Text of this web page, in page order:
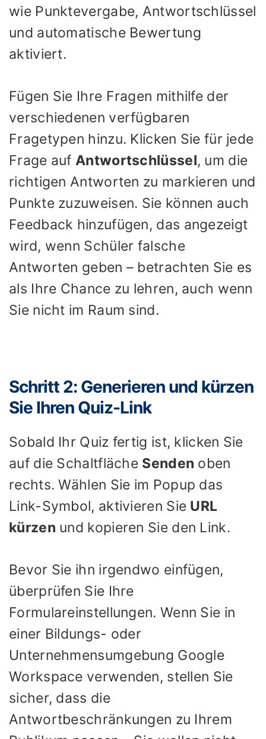
wie Punktevergabe, Antwortschlüssel
und automatische Bewertung
aktiviert.
Fügen Sie Ihre Fragen mithilfe der
verschiedenen verfügbaren
Fragetypen hinzu. Klicken Sie für jede
Frage auf Antwortschlüssel, um die
richtigen Antworten zu markieren und
Punkte zuzuweisen. Sie können auch
Feedback hinzufügen, das angezeigt
wird, wenn Schüler falsche
Antworten geben – betrachten Sie es
als Ihre Chance zu lehren, auch wenn
Sie nicht im Raum sind.
Schritt 2: Generieren und kürzen
Sie Ihren Quiz-Link
Sobald Ihr Quiz fertig ist, klicken Sie
auf die Schaltfläche Senden oben
rechts. Wählen Sie im Popup das
Link-Symbol, aktivieren Sie URL
kürzen und kopieren Sie den Link.
Bevor Sie ihn irgendwo einfügen,
überprüfen Sie Ihre
Formulareinstellungen. Wenn Sie in
einer Bildungs- oder
Unternehmensumgebung Google
Workspace verwenden, stellen Sie
sicher, dass die
Antwortbeschränkungen zu Ihrem